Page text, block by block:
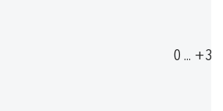
0 ... +35